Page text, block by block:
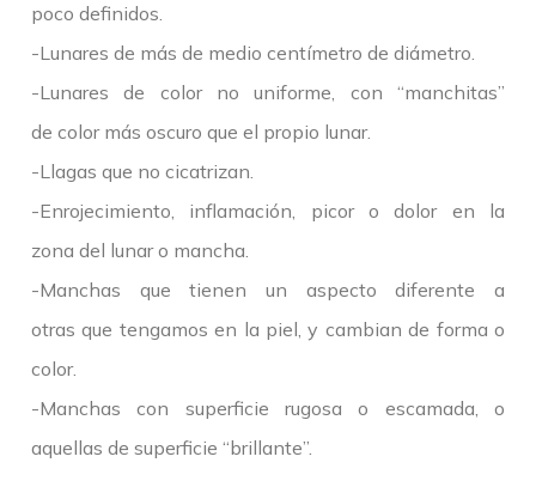
poco definidos.
-Lunares de más de medio centímetro de diámetro.
-Lunares de color no uniforme, con “manchitas”
de color más oscuro que el propio lunar.
-Llagas que no cicatrizan.
-Enrojecimiento, inflamación, picor o dolor en la
zona del lunar o mancha.
-Manchas que tienen un aspecto diferente a
otras que tengamos en la piel, y cambian de forma o
color.
-Manchas con superficie rugosa o escamada, o
aquellas de superficie “brillante”.